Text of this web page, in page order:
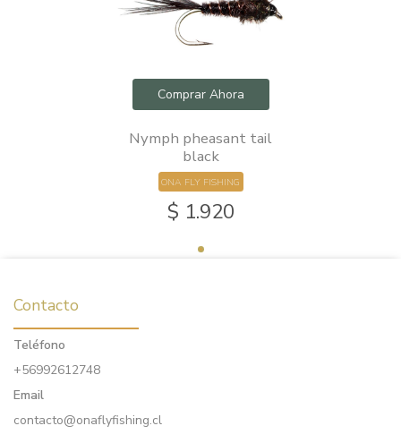
Comprar Ahora
Nymph pheasant tail
black
ONA FLY FISHING
$ 1.920
Contacto
Teléfono
+56992612748
Email
contacto@onaflyfishing.cl